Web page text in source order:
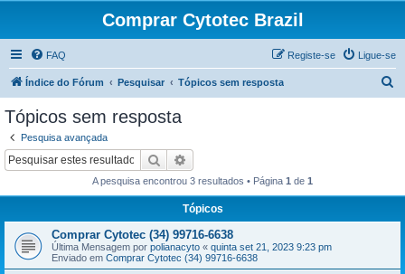
Comprar Cytotec Brazil
FAQ Ligue-se
Registe-se
Índice do Fórum Pesquisar Tópicos sem resposta
Tópicos sem resposta
Pesquisa avançada
Pesquisar
A pesquisa encontrou 3 resultados • Página 1 de 1
Tópicos
Comprar Cytotec (34) 99716-6638
Última Mensagem por polianacyto « quinta set 21, 2023 9:23 pm
Enviado em Comprar Cytotec (34) 99716-6638